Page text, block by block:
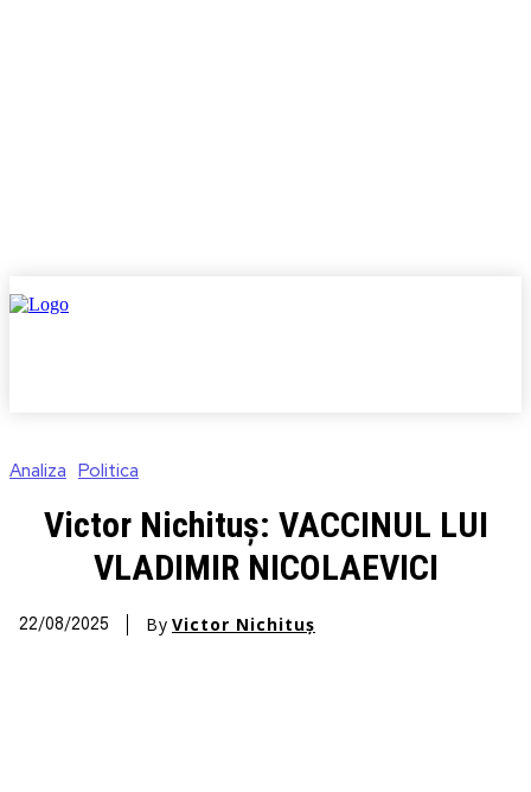
Analiza Politica
Victor Nichituș: VACCINUL LUI
VLADIMIR NICOLAEVICI
22/08/2025 By Victor Nichituș